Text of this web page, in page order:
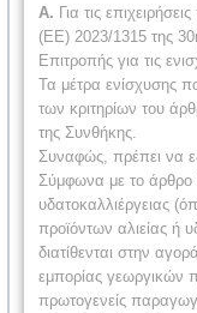
Α. Για τις
(ΕΕ) 2023/1315 της
Επιτροπής για τις
Τα μέτρα ενίσχυσης
των κριτηρίων του
της Συνθήκης.
Συναφώς, πρέπει να
Σύμφωνα με το άρθρο
υδατοκαλλιέργειας
προϊόντων αλιείας ή
διατίθενται στην
εμπορίας γεωργικών
πρωτογενείς